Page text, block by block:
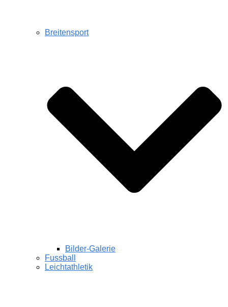
Breitensport
Bilder-Galerie
Fussball
Leichtathletik